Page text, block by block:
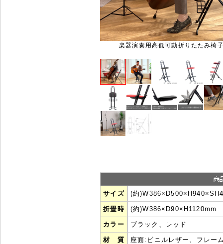
楽器演奏用高低可動折りたたみ椅
サイズ (約
折畳時 (約)W386×D90×H1120mm
カラー ブラック、レッド
材 質 座面:ビニルレザー、フレー